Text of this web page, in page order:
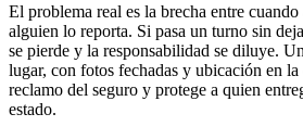
El problema real es la brecha entre
alguien lo reporta. Si pasa un turno sin
se pierde y la responsabilidad se diluye.
lugar, con fotos fechadas y ubicación en
reclamo del seguro y protege a quien
estado.